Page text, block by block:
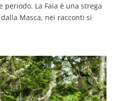
La Faia è una strega
Masca, nei racconti si